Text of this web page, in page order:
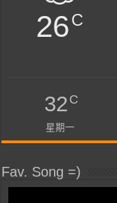
26C
32C
星期一
Fav. Song =)